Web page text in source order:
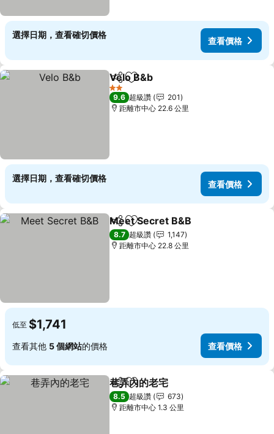
選擇日期，查看確切價格
查看價格
分享 加入我的最愛
Velo B&b
2 星級
9.6 超級讚
201
距離市中心 22.6 公里
選擇日期，查看確切價格
查看價格
分享 加入我的最愛
Meet Secret B&B
8.7 超級讚
1,147
距離市中心 22.8 公里
低至 $1,741
查看其他 5 個網站的價格 查看價格
分享 加入我的最愛
巷弄內的老宅
8.5 超級讚
673
距離市中心 1.3 公里